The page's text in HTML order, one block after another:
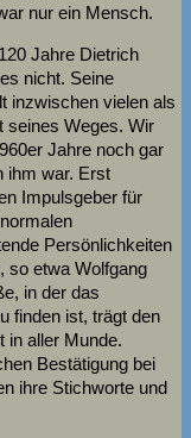
nur ein Mensch.
Jahre Dietrich
nicht. Seine
inzwischen vielen als
seines Weges. Wir
Jahre noch gar
ihm war. Erst
Impulsgeber für
Persönlichkeiten
so etwa Wolfgang
in der das
finden ist, trägt den
in aller Munde.
Bestätigung bei
ihre Stichworte und